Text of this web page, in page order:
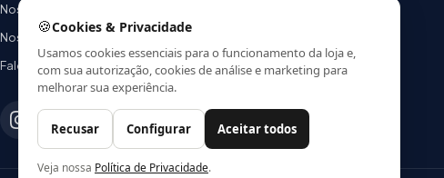
Nossas lojas
Nossa equipe
Fale conosco
🍪Cookies & Privacidade
Usamos cookies essenciais para o funcionamento da loja e,
com sua autorização, cookies de análise e marketing para
melhorar sua experiência.
Recusar Configurar Aceitar todos
Veja nossa Política de Privacidade.